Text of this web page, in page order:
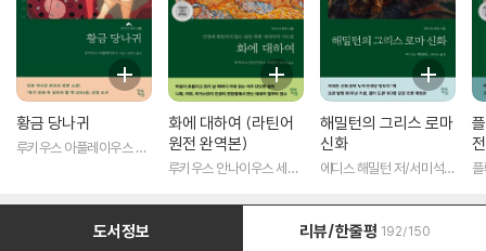
황금 당나귀
루키우스 아풀레이우스 저/
화에 대하여 (라틴어
원전 완역본)
루키우스 안나이우스 세네
해밀턴의 그리스 로마
신화
에디스 해밀턴 저/서미석
도서정보 리뷰/한줄평 192/150